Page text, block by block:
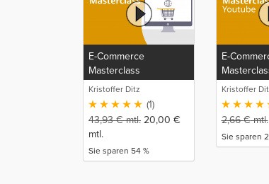
E-Commerce
Masterclass
Kristoffer Ditz
(1)
43,93€mtl. 20,00 €
mtl.
Sie sparen 54 %
E-
Kristoffer
2,66€mtl.
Sie sparen